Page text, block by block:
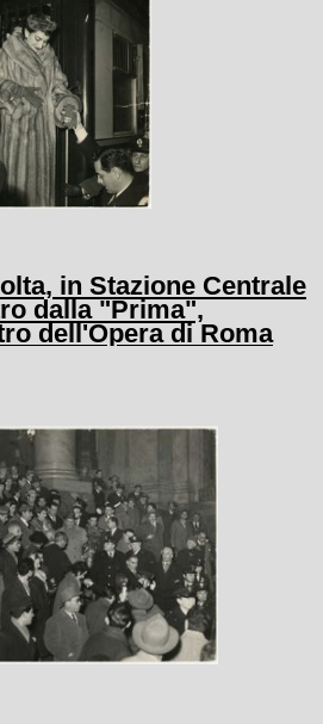
in Stazione Centrale
dalla "Prima",
dell'Opera di Roma